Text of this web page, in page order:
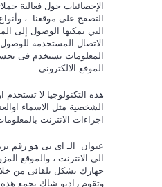
الإحصائيات حول فعالية
التصفح على موقعنا ،
التي يمكنها الوصول إلى
الاتصال المستخدمة
المعلومات تستخدم فى
الموقع الالكترونى.
هذه التكنولوجيا لا تستخدم
الشخصية مثل الاسماء
اجراءات الانترنت
عنوان الـ اى بى هو رقم
الى الانترنت ، والموقع
جهازك بشكل تلقائى من
وتقوم راديو شاك بجمع هذه